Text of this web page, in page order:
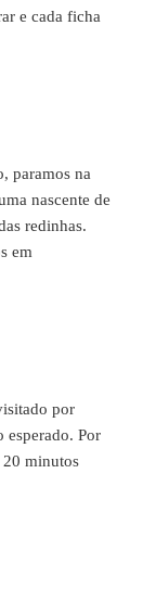
e cada ficha
paramos na
nascente de
redinhas.
em
por
esperado. Por
minutos